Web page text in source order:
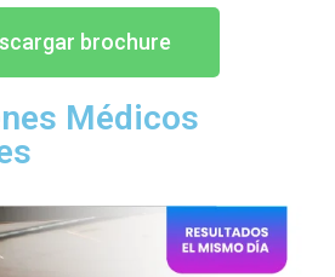
brochure
Médicos